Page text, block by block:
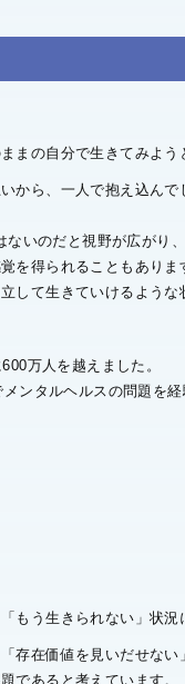
まの自分で生きてみよう
ら、一人で抱え込ん
いのだと視野が広が
を得られることもあり
て生きていけるような
万人を越えました。
ンタルヘルスの問題
う生きられない」状況
存在価値を見いだせな
であると考えています。